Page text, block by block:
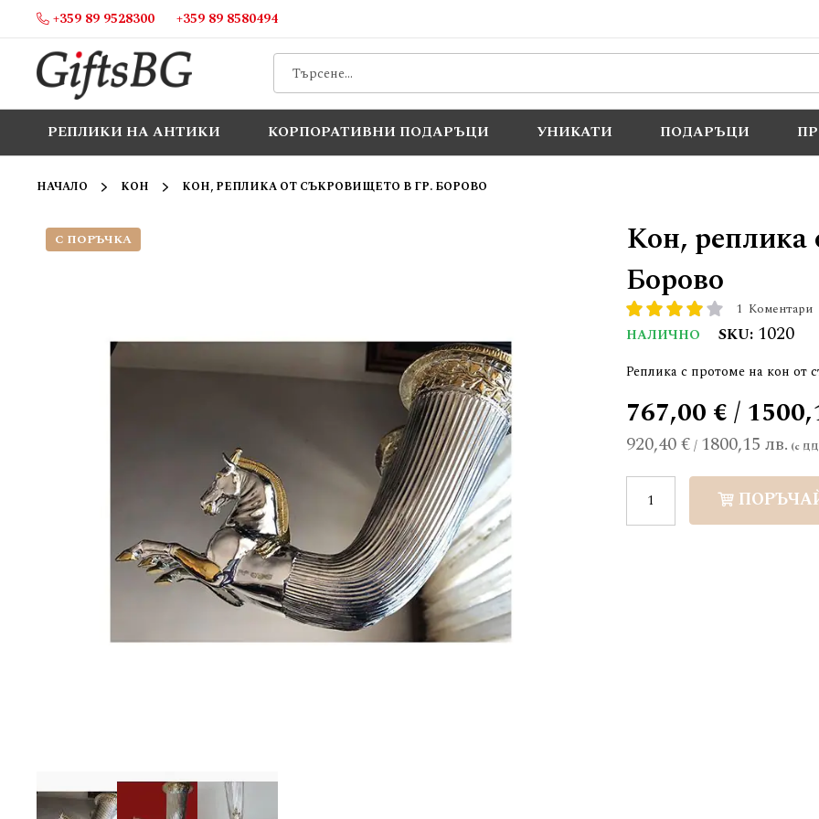
Прескачане
съдържанието
+359 89 9528300 +359 89 8580494
РЕПЛИКИ НА АНТИКИ КОРПОРАТИВНИ ПОДАРЪЦИ УНИКАТИ ПОДАРЪЦИ
НАЧАЛО КОН КОН, РЕПЛИКА ОТ СЪКРОВИЩЕТО В ГР. БОРОВО
Кон, реплика
Борово
рейтинг: 1 Коментари
НАЛИЧНО SKU 1020
Реплика с протоме на кон от
920,40 €/ 1800,15 лв.
767,00 € /
С ПОРЪЧКА